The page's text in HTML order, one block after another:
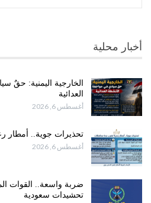
أخبار محلية
الخارجية اليمنية: حقٌ
العدائية
أغسطس 6, 2026
تحذيرات جوية.. أمطار
أغسطس 6, 2026
ضربة واسعة.. القوات
تحشيدات سعودية